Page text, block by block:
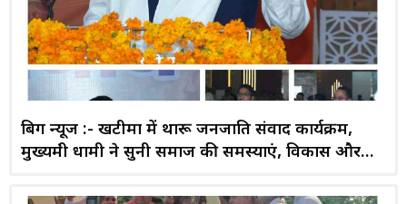
बिग न्यूज :- खटीमा में थारू जनजाति संवाद कार्यक्रम,
मुख्यमंत्री धामी ने सुनी समाज की समस्याएं, विकास और